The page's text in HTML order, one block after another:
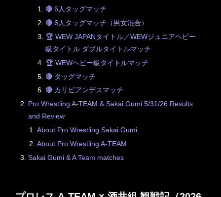
🔴 6人タッグマッチ
🔴 6人タッグマッチ（男女混合）
🏆 WEW JAPANタイトル／WEWジュニアヘビー
級タイトル ダブルタイトルマッチ
🏆 WEWヘビー級タイトルマッチ
🔴 タッグマッチ
🔴 カリビアンデスマッチ
Pro Wrestling A-TEAM & Sakai Gumi 5/31/26 Results
and Review
About Pro Wrestling Sakai Gumi
About Pro Wrestling A-TEAM
Sakai Gumi & A Team matches